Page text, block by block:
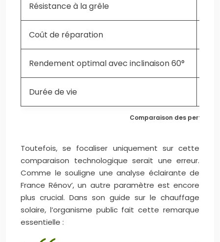
Comparaison des
Résistance à la grêle
Coût de réparation
Rendement optimal avec inclinaison 60°
Durée de vie
Toutefois, se focaliser uniquement sur cette
comparaison technologique serait une erreur.
Comme le souligne une analyse éclairante de
France Rénov’, un autre paramètre est encore
plus crucial. Dans son guide sur le chauffage
solaire, l’organisme public fait cette remarque
essentielle :